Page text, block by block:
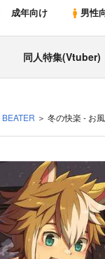
成年向け 男性
同人特集(Vtuber)
BEATER 冬の快楽 - お